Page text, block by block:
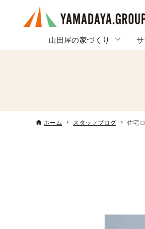
山田屋の家づくり
ホーム スタッフブログ 住宅